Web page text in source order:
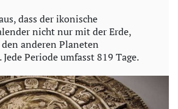
y
V
i
d
dass der ikonische
nicht nur mit der Erde,
anderen Planeten
Periode umfasst 819 Tage.